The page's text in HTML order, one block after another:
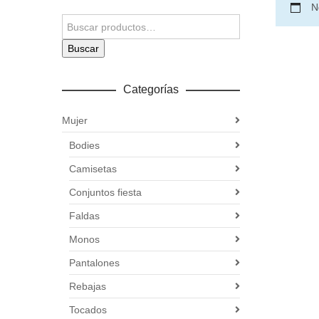
Buscar
Categorías
Mujer
Bodies
Camisetas
Conjuntos fiesta
Faldas
Monos
Pantalones
Rebajas
Tocados